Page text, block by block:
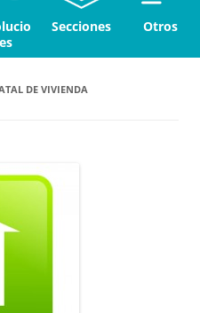
Secciones Otros
DE VIVIENDA